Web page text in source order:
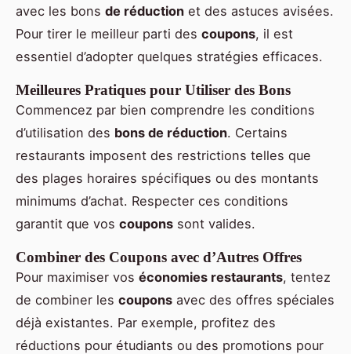
avec les bons de réduction et des astuces avisées.
Pour tirer le meilleur parti des coupons, il est
essentiel d’adopter quelques stratégies efficaces.
Meilleures Pratiques pour Utiliser des Bons
Commencez par bien comprendre les conditions
d’utilisation des bons de réduction. Certains
restaurants imposent des restrictions telles que
des plages horaires spécifiques ou des montants
minimums d’achat. Respecter ces conditions
garantit que vos coupons sont valides.
Combiner des Coupons avec d’Autres Offres
Pour maximiser vos économies restaurants, tentez
de combiner les coupons avec des offres spéciales
déjà existantes. Par exemple, profitez des
réductions pour étudiants ou des promotions pour